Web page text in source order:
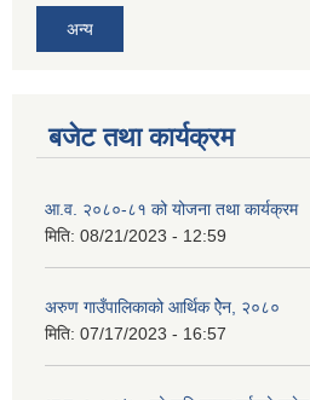
अन्य
बजेट तथा कार्यक्रम
आ.व. २०८०-८१ को योजना तथा कार्यक्रम
मिति: 08/21/2023 - 12:59
अरुण गाउँपालिकाको आर्थिक ऐेन, २०८०
मिति: 07/17/2023 - 16:57